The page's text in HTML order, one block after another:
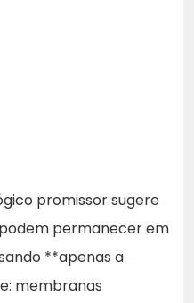
promissor sugere
permanecer em
**apenas a
membranas